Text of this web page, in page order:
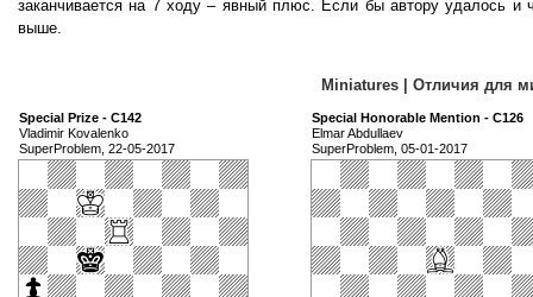
заканчивается на 7 ходу – явный плюс. Если бы автору удалось и
выше.
Miniatures | Отличия для
Special Prize - C142
Vladimir Kovalenko
SuperProblem, 22-05-2017
Special Honorable Mention - C126
Elmar Abdullaev
SuperProblem, 05-01-2017